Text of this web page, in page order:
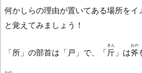
何かしらの理由が置いてある場所をイ
と覚えてみましょう！
「所」の部首は「戸」で、「斤
きん
」は斧
おの